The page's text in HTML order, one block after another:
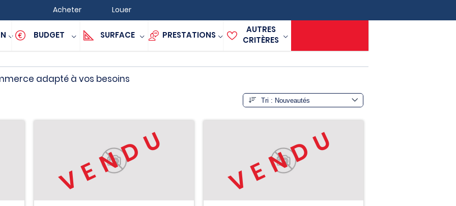
Acheter Louer
BUDGET SURFACE PRESTATIONS
AUTRES
CRITÈRES
adapté à vos besoins
VENDU VENDU